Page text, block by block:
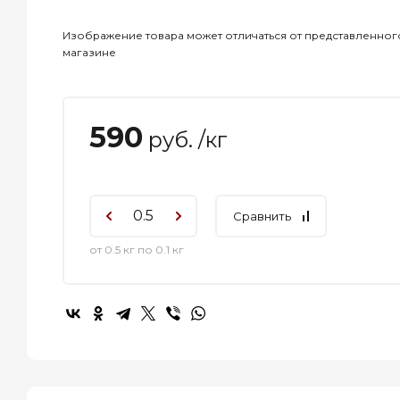
Изображение товара может отличаться от
магазине
590 руб. /кг
от 0.5 кг по 0.1 кг
Сравнить